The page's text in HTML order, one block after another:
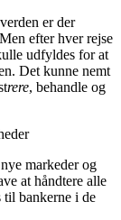
er der
efter hver rejse
udfyldes for at
Det kunne nemt
rere, behandle og
markeder og
at håndtere alle
bankerne i de